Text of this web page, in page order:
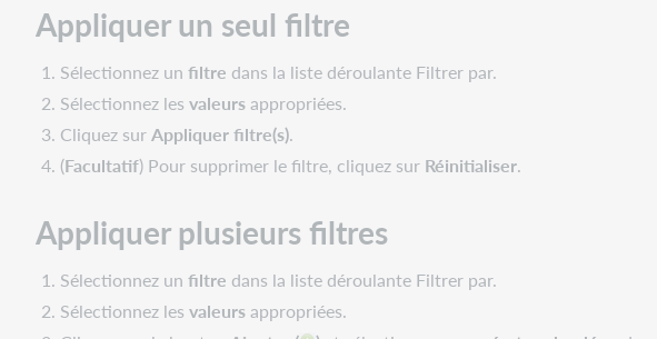
notice
fonds
local
précise
partir
la
notice
bibliographique
Voir
Appliquer un seul filtre
Sélectionnez unfiltre dans la liste déroulante Filtrer par.
Sélectionnez lesvaleursappropriées.
Cliquez surAppliquer filtre(s).
(Facultatif) Pour supprimer le filtre, cliquez sur Réinitialiser.
Appliquer plusieurs filtres
Sélectionnez unfiltre dans la liste déroulante Filtrer par.
Sélectionnez lesvaleursappropriées.